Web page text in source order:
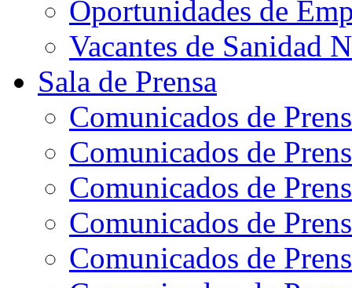
Oportunidades de
Vacantes de Sanidad
Sala de Prensa
Comunicados de
Comunicados de
Comunicados de
Comunicados de
Comunicados de